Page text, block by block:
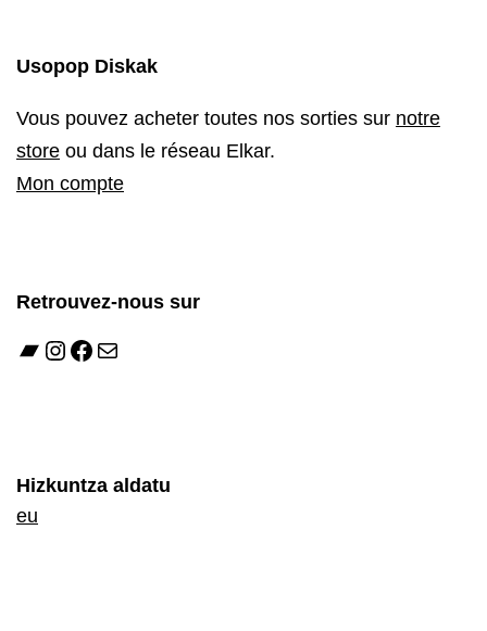
Usopop Diskak
Vous pouvez acheter toutes nos sorties sur notre
store ou dans le réseau Elkar.
Mon compte
Retrouvez-nous sur
Bandcamp
Instagram
Facebook
E-mail
Hizkuntza aldatu
eu